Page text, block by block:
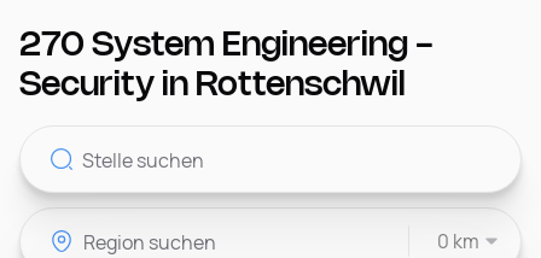
Für Arbeitgeber
Kontakt
270 System Engineering -
Security in Rottenschwil
0 km